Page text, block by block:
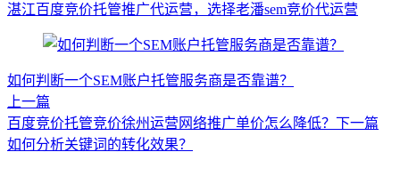
湛江百度竞价托管推广代运营，选择老潘sem竞价代运营
如何判断一个SEM账户托管服务商是否靠谱？
上一篇
百度竞价托管竞价徐州运营网络推广单价怎么降低？ 下一篇
如何分析关键词的转化效果？